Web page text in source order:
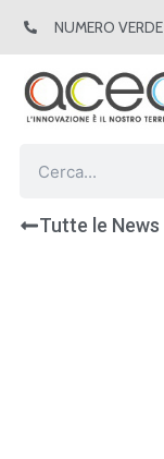
NUMERO
Tutte le News